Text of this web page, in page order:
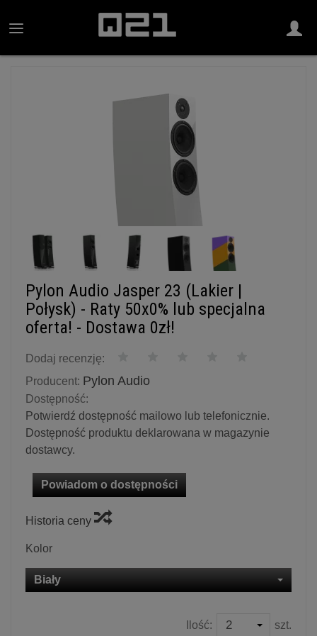
Pylon Audio Jasper 23 (Lakier |
Połysk) - Raty 50x0% lub specjalna
oferta! - Dostawa 0zł!
Dodaj recenzję:
Producent: Pylon Audio
Dostępność:
Potwierdź dostępność mailowo lub telefonicznie.
Dostępność produktu deklarowana w magazynie
dostawcy.
Powiadom o dostępności
Historia ceny
Kolor
Biały
Ilość: szt.